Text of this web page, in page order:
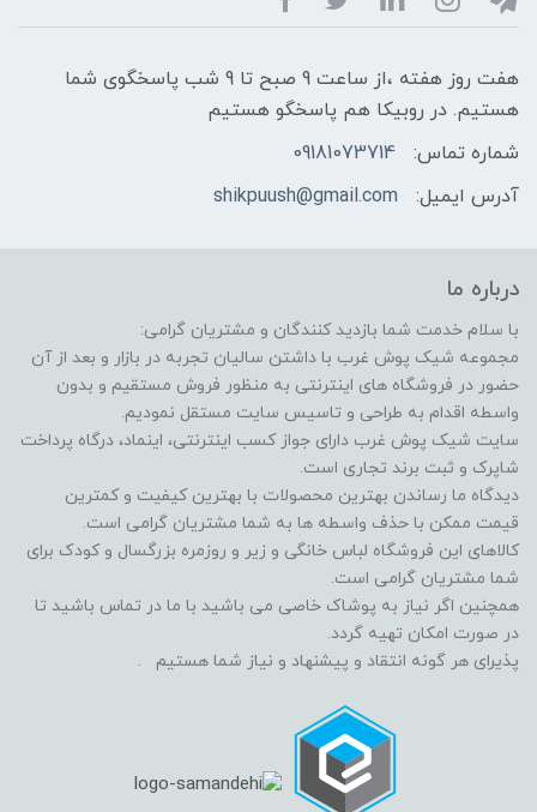
هفت روز هفته ،از ساعت 9 صبح تا 9 شب پاسخگوی شما
هستیم. در روبیکا هم پاسخگو هستیم
شماره تماس:
09181073714
آدرس ایمیل:
shikpuush@gmail.com
درباره ما
با سلام خدمت شما بازدید کنندگان و مشتریان گرامی:
مجموعه شیک پوش غرب با داشتن سالیان تجربه در بازار و بعد از آن
حضور در فروشگاه های اینترنتی به منظور فروش مستقیم و بدون
واسطه اقدام به طراحی و تاسیس سایت مستقل نمودیم.
سایت شیک پوش غرب دارای جواز کسب اینترنتی، اینماد، درگاه پرداخت
شاپرک و ثبت برند تجاری است.
دیدگاه ما رساندن بهترین محصولات با بهترین کیفیت و کمترین
قیمت ممکن با حذف واسطه ها به شما مشتریان گرامی است.
کالاهای این فروشگاه لباس خانگی و زیر و روزمره بزرگسال و کودک برای
شما مشتریان گرامی است.
همچنین اگر نیاز به پوشاک خاصی می باشید با ما در تماس باشید تا
در صورت امکان تهیه گردد.
پذیرای هر گونه انتقاد و پیشنهاد و نیاز شما هستیم .